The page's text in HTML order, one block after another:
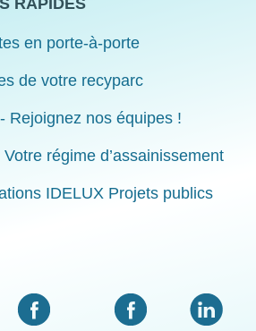
en porte-à-porte
de votre recyparc
Rejoignez nos équipes !
Votre régime d’assainissement
IDELUX Projets publics